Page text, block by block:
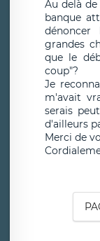
Au delà
banque
grandes
que le
coup"?
Je
m'avait
serais
d'ailleurs
Merci de